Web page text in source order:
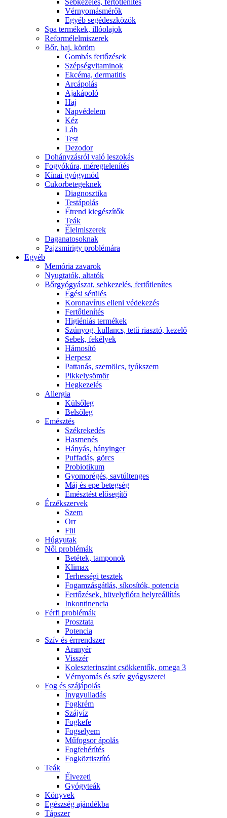
Sebkezelés, fertőtlenítés
Vérnyomásmérők
Egyéb segédeszközök
Spa termékek, illóolajok
Reformélelmiszerek
Bőr, haj, köröm
Gombás fertőzések
Szépségvitaminok
Ekcéma, dermatitis
Arcápolás
Ajakápoló
Haj
Napvédelem
Kéz
Láb
Test
Dezodor
Dohányzásról való leszokás
Fogyókúra, méregtelenítés
Kínai gyógymód
Cukorbetegeknek
Diagnosztika
Testápolás
É́trend kiegészítők
Teák
É́lelmiszerek
Daganatosoknak
Pajzsmirigy problémára
Egyéb
Memória zavarok
Nyugtatók, altatók
Bőrgyógyászat, sebkezelés, fertőtlenítes
É́gési sérülés
Koronavírus elleni védekezés
Fertőtlenítés
Higiéniás termékek
Szúnyog, kullancs, tetű riasztó, kezelő
Sebek, fekélyek
Hámosító
Herpesz
Pattanás, szemölcs, tyúkszem
Pikkelysömör
Hegkezelés
Allergia
Külsőleg
Belsőleg
Emésztés
Székrekedés
Hasmenés
Hányás, hányinger
Puffadás, görcs
Probiotikum
Gyomorégés, savtúltenges
Máj és epe betegség
Emésztést elősegítő
Érzékszervek
Szem
Orr
Fül
Húgyutak
Női problémák
Betétek, tamponok
Klimax
Terhességi tesztek
Fogamzásgátlás, síkosítók, potencia
Fertőzések, hüvelyflóra helyreállítás
Inkontinencia
Férfi problémák
Prosztata
Potencia
Szív és érrrendszer
Aranyér
Visszér
Koleszterinszint csökkentők, omega 3
Vérnyomás és szív gyógyszerei
Fog és szájápolás
Í́nygyulladás
Fogkrém
Szájvíz
Fogkefe
Fogselyem
Műfogsor ápolás
Fogfehérítés
Fogköztisztító
Teák
É́lvezeti
Gyógyteák
Könyvek
Egészség ajándékba
Tápszer